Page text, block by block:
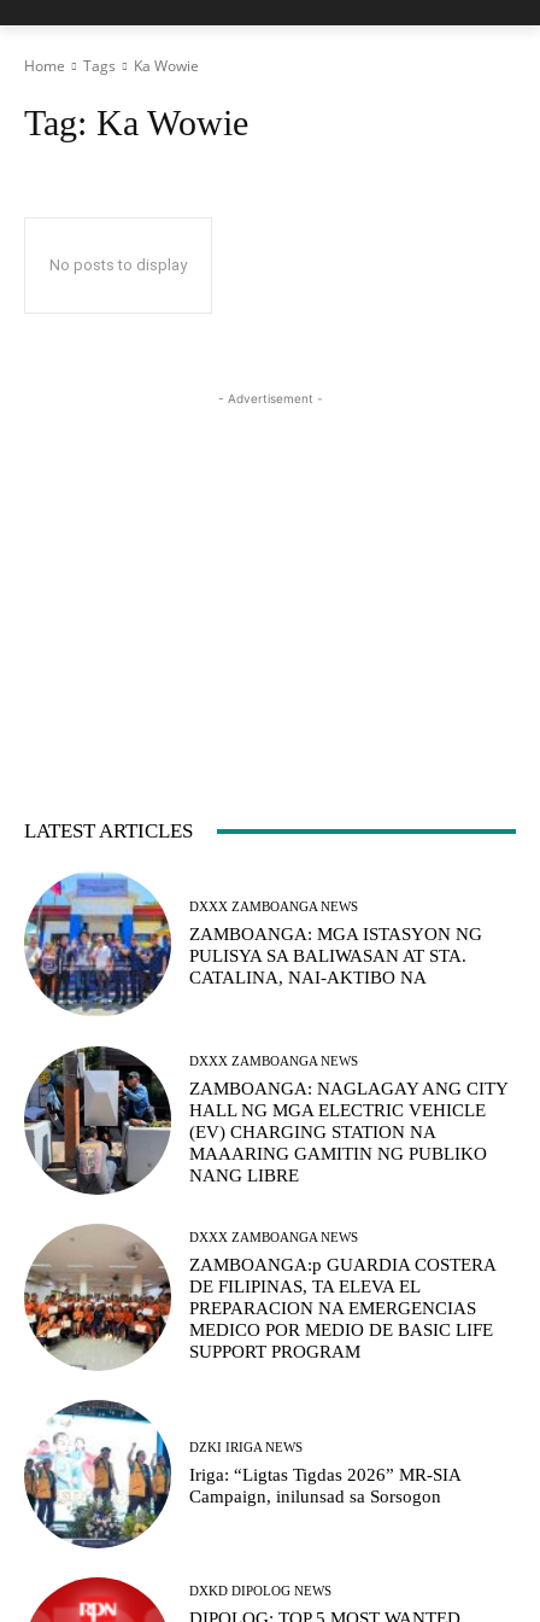
Home Tags Ka Wowie
Tag: Ka Wowie
No posts to display
- Advertisement -
LATEST ARTICLES
DXXX ZAMBOANGA NEWS
ZAMBOANGA: MGA ISTASYON NG
PULISYA SA BALIWASAN AT STA.
CATALINA, NAI-AKTIBO NA
DXXX ZAMBOANGA NEWS
ZAMBOANGA: NAGLAGAY ANG CITY
HALL NG MGA ELECTRIC VEHICLE
(EV) CHARGING STATION NA
MAAARING GAMITIN NG PUBLIKO
NANG LIBRE
DXXX ZAMBOANGA NEWS
ZAMBOANGA:p GUARDIA COSTERA
DE FILIPINAS, TA ELEVA EL
PREPARACION NA EMERGENCIAS
MEDICO POR MEDIO DE BASIC LIFE
SUPPORT PROGRAM
DZKI IRIGA NEWS
Iriga: “Ligtas Tigdas 2026” MR-SIA
Campaign, inilunsad sa Sorsogon
DXKD DIPOLOG NEWS